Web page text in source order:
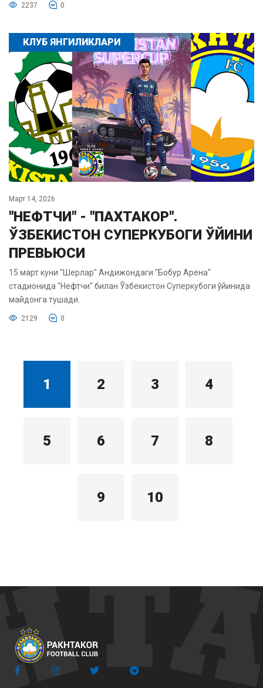
2237 0
КЛУБ ЯНГИЛИКЛАРИ
Март 14, 2026
"НЕФТЧИ" - "ПАХТАКОР".
ЎЗБЕКИСТОН СУПЕРКУБОГИ ЎЙИНИ
ПРЕВЬЮСИ
15 март куни "Шерлар" Андижондаги "Бобур Арена"
стадионида "Нефтчи" билан Ўзбекистон Суперкубоги ўйинида
майдонга тушади.
2129 0
1 2 3 4
5 6 7 8
9 10